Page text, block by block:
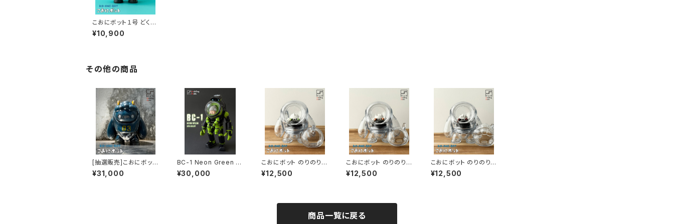
こおにボット１号 どくど
くカラー (3rdフルカラ
ー)
¥10,900
その他の商品
[抽選販売]こおにボット
３号 みりたりーぶるー
（ワンオフ）
¥31,000
BC-1 Neon Green (3
rd Color)
¥30,000
こおにボット のりのり
１号
¥12,500
こおにボット のりのり
２号
¥12,500
こおにボット のりのり
３号
¥12,500
商品一覧に戻る